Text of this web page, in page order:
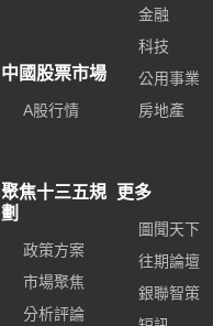
中國股票市場
A股行情
金融
科技
公用事業
房地產
聚焦十三五規
劃
政策方案
市場聚焦
分析評論
更多
圖聞天下
往期論壇
銀聯智策